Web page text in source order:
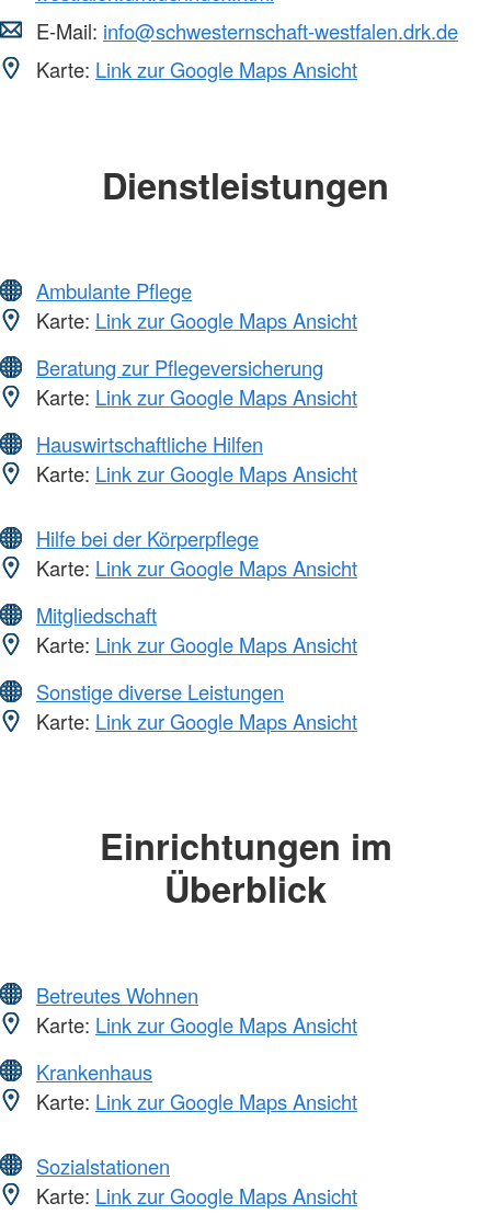
E-Mail: info@schwesternschaft-westfalen.drk.de
Karte: Link zur Google Maps Ansicht
Dienstleistungen
Ambulante Pflege
Karte: Link zur Google Maps Ansicht
Beratung zur Pflegeversicherung
Karte: Link zur Google Maps Ansicht
Hauswirtschaftliche Hilfen
Karte: Link zur Google Maps Ansicht
Hilfe bei der Körperpflege
Karte: Link zur Google Maps Ansicht
Mitgliedschaft
Karte: Link zur Google Maps Ansicht
Sonstige diverse Leistungen
Karte: Link zur Google Maps Ansicht
Einrichtungen im
Überblick
Betreutes Wohnen
Karte: Link zur Google Maps Ansicht
Krankenhaus
Karte: Link zur Google Maps Ansicht
Sozialstationen
Karte: Link zur Google Maps Ansicht